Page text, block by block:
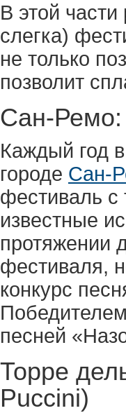
В этой
слегка)
не только
позволит
Сан-Ремо:
Каждый год
городе Сан-
фестиваль с
известные
протяжении
фестиваля,
конкурс
песней
Торре
Puccini)